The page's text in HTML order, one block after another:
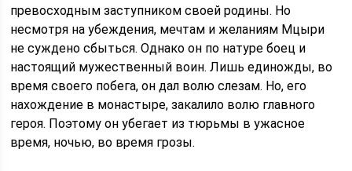
превосходным заступником своей родины. Но
несмотря на убеждения, мечтам и желаниям Мцыри
не суждено сбыться. Однако он по натуре боец и
настоящий мужественный воин. Лишь единожды, во
время своего побега, он дал волю слезам. Но, его
нахождение в монастыре, закалило волю главного
героя. Поэтому он убегает из тюрьмы в ужасное
время, ночью, во время грозы.